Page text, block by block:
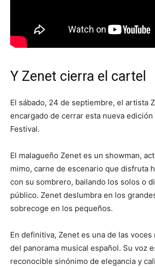
Y Zenet cierra el cartel
El sábado, 24 de septiembre, el artista
encargado de cerrar esta nueva edición
Festival.
El malagueño Zenet es un showman,
mimo, carne de escenario que disfruta
con su sombrero, bailando los solos o
público. Zenet deslumbra en los
sobrecoge en los pequeños.
En definitiva, Zenet es una de las
del panorama musical español. Su voz
reconocible sinónimo de elegancia y